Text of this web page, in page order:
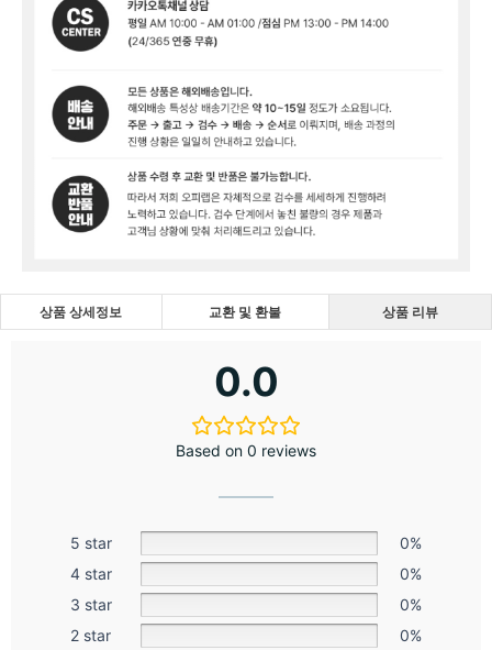
상품 상세정보 교환 및 환불 상품 리뷰
0.0
Based on 0 reviews
5 star
0%
4 star
0%
3 star
0%
2 star
0%